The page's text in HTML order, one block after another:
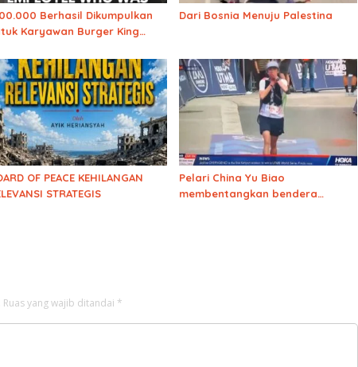
Berhasil Dikumpulkan
Karyawan Burger King
“Free Palestine”
Dari Bosnia Menuju Palestina
OF PEACE KEHILANGAN
STRATEGIS
Pelari China Yu Biao
membentangkan bendera
Ruas yang wajib ditandai *